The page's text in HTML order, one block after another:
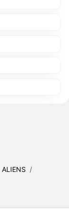
ALIENS /